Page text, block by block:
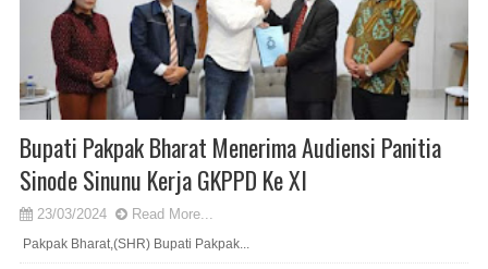
Bupati Pakpak Bharat Menerima Audiensi Panitia
Sinode Sinunu Kerja GKPPD Ke XI
23/03/2024 Read More...
Pakpak Bharat,(SHR) Bupati Pakpak...